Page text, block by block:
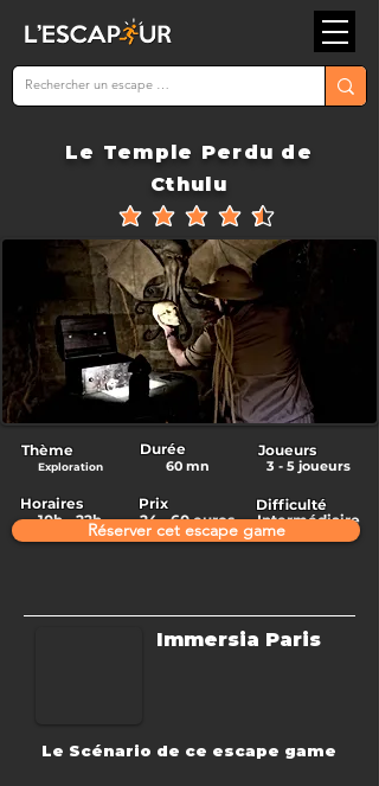
Le Temple Perdu de
Cthulu
la note moyenne est 4.5 sur 5
Thème
Exploration
Durée
60 mn
Joueurs
3 - 5 joueurs
Horaires
10h - 22h
Prix
24 - 60 euros
Difficulté
Intermédiaire
Immersia Paris
Le Scénario de ce escape game
Réserver cet escape game